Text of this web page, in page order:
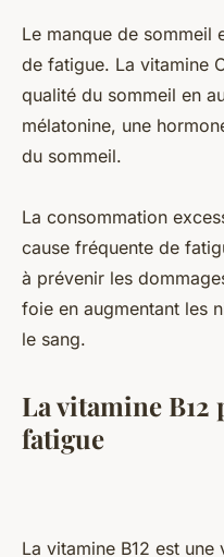
Le manque de sommeil
de fatigue. La vitamine
qualité du sommeil en
mélatonine, une
du sommeil.
La consommation
cause fréquente de
à prévenir les
foie en augmentant les
le sang.
La vitamine
fatigue
La vitamine B12 est